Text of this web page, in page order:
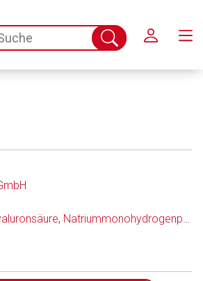
Suche
abschicken
, Natriummonohydrogenphosphat